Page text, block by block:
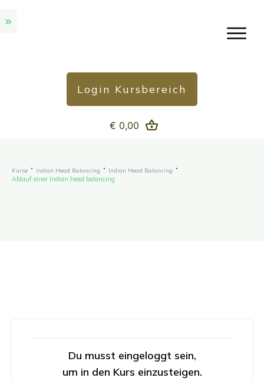
Login Kursbereich
€ 0,00
Kurse Indian Head Balancing Indian Head Balancing
Ablauf einer Indian head balancing
Du musst eingeloggt sein,
um in den Kurs einzusteigen.